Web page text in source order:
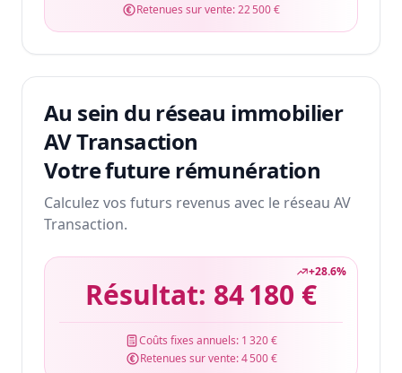
Retenues sur vente:22 500 €
Au sein du réseau immobilier
AV Transaction
Votre future rémunération
Calculez vos futurs revenus avec le réseau AV
Transaction.
+28.6%
Résultat: 84 180 €
Coûts fixes annuels: 1 320 €
Retenues sur vente:4 500 €